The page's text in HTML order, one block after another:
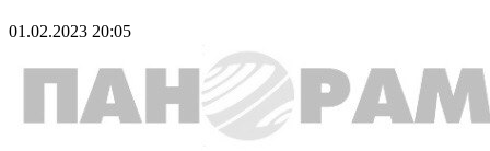
01.02.2023 20:05